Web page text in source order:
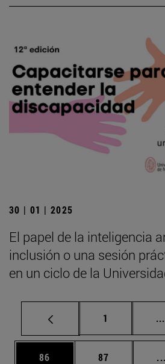
30 | 01 | 2025
El papel de la inteligencia
inclusión o una sesión
en un ciclo de la
Página
1 ...
Página
86 Página
87 ...